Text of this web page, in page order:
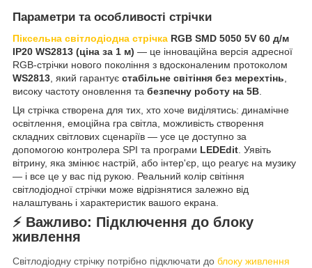
Параметри та особливості стрічки
Піксельна світлодіодна стрічка RGB SMD 5050 5V 60 д/м
IP20 WS2813 (ціна за 1 м) — це інноваційна версія адресної
RGB-стрічки нового покоління з вдосконаленим протоколом
WS2813 , який гарантує стабільне світіння без мерехтінь
високу частоту оновлення та безпечну роботу на 5В
Ця стрічка створена для тих, хто хоче виділятись: динамічне
освітлення, емоційна гра світла, можливість створення
складних світлових сценаріїв — усе це доступно за
допомогою контролера SPI та програми LEDEdit . Уявіть
вітрину, яка змінює настрій, або інтер'єр, що реагує на музику
— і все це у вас під рукою. Реальний колір світіння
світлодіодної стрічки може відрізнятися залежно від
налаштувань і характеристик вашого екрана.
⚡️ Важливо: Підключення до блоку
живлення
Світлодіодну стрічку потрібно підключати до блоку живлення